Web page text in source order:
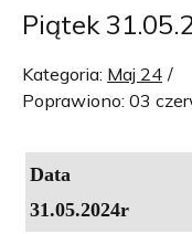
Piątek
Kategoria: Maj 24
Poprawiono: 03
Data
31.05.2024r